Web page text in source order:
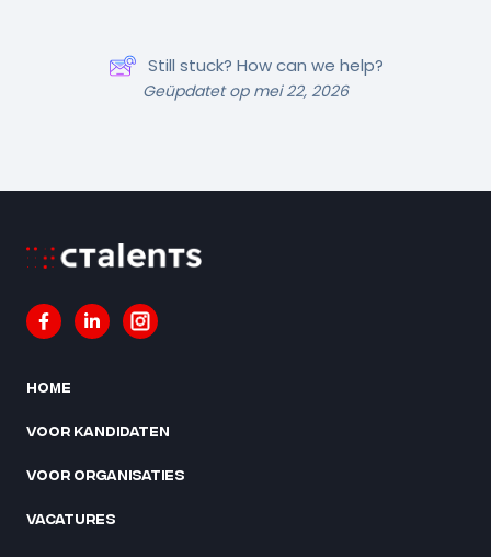
Still stuck? How can we help?
Geüpdatet op mei 22, 2026
Home
Voor kandidaten
Voor organisaties
Vacatures